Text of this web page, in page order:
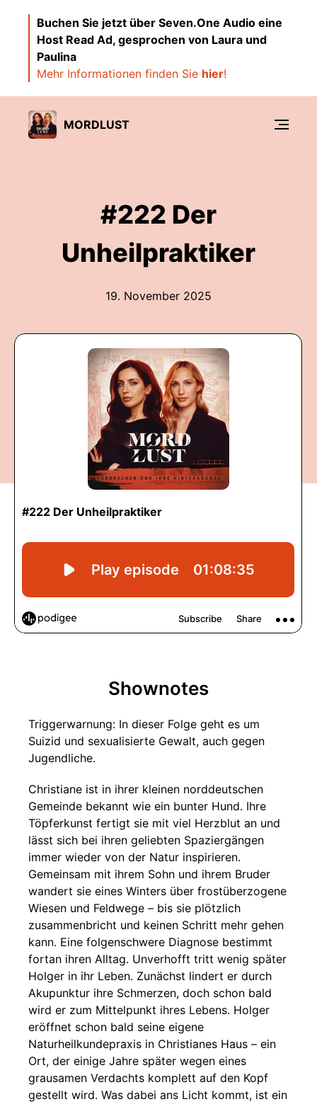
Buchen Sie jetzt über Seven.One Audio eine
Host Read Ad, gesprochen von Laura und
Paulina
Mehr Informationen finden Sie hier!
MORDLUST
#222 Der
Unheilpraktiker
19. November 2025
Shownotes
Triggerwarnung: In dieser Folge geht es um
Suizid und sexualisierte Gewalt, auch gegen
Jugendliche.
Christiane ist in ihrer kleinen norddeutschen
Gemeinde bekannt wie ein bunter Hund. Ihre
Töpferkunst fertigt sie mit viel Herzblut an und
lässt sich bei ihren geliebten Spaziergängen
immer wieder von der Natur inspirieren.
Gemeinsam mit ihrem Sohn und ihrem Bruder
wandert sie eines Winters über frostüberzogene
Wiesen und Feldwege – bis sie plötzlich
zusammenbricht und keinen Schritt mehr gehen
kann. Eine folgenschwere Diagnose bestimmt
fortan ihren Alltag. Unverhofft tritt wenig später
Holger in ihr Leben. Zunächst lindert er durch
Akupunktur ihre Schmerzen, doch schon bald
wird er zum Mittelpunkt ihres Lebens. Holger
eröffnet schon bald seine eigene
Naturheilkundepraxis in Christianes Haus – ein
Ort, der einige Jahre später wegen eines
grausamen Verdachts komplett auf den Kopf
gestellt wird. Was dabei ans Licht kommt, ist ein